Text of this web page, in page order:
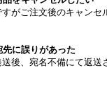
がご注文後のキャンセ
に誤りがあった
後、宛名不備にて返